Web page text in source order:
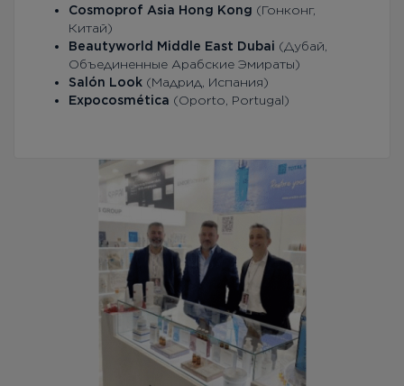
Cosmoprof Asia Hong Kong (Гонконг,
Китай)
Beautyworld Middle East Dubai (Дубай,
Объединенные Арабские Эмираты)
Salón Look (Мадрид, Испания)
Expocosmética (Oporto, Portugal)